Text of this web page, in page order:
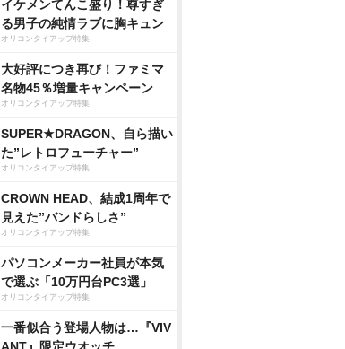
イケメンてんこ盛り！尊すぎ
る男子の純情ラブに胸キュン
オリコンタイアップ特集
大好評につき再び！ファミマ
名物45％増量キャンペーン
オリコンタイアップ特集
SUPER★DRAGON、自ら描い
た”レトロフューチャー”
オリコンタイアップ特集
CROWN HEAD、結成1周年で
見えた”バンドらしさ”
オリコンタイアップ特集
パソコンメーカー社員が本気
で選ぶ「10万円台PC3選」
オリコンタイアップ特集
一番似合う登場人物は…『VIV